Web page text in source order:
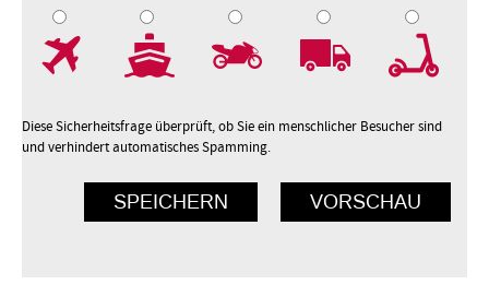
Diese Sicherheitsfrage überprüft, ob Sie ein menschlicher Besucher sind
und verhindert automatisches Spamming.